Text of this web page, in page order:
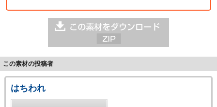
この素材の投稿者
はちわれ